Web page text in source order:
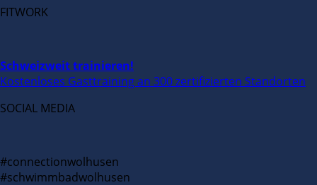
FITWORK
Schweizweit trainieren!
Kostenloses Gasttraining an 300 zertifizierten Standorten
SOCIAL MEDIA
#connectionwolhusen
#schwimmbadwolhusen